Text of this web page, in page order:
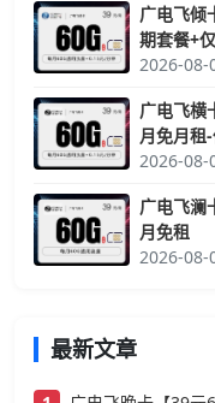
广电飞倾
期套餐+
2026-08-
广电飞横
月免月租
2026-08-
广电飞澜
月免租
2026-08-
最新文章